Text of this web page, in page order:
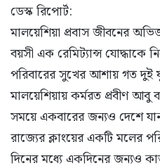
ডেস্ক রিপোর্ট:
মালয়েশিয়া প্রবাস জীবনের
বয়সী এক রেমিট্যান্স
পরিবারের সুখের আশায় গত দুই
মালয়েশিয়ায় কর্মরত প্রবীণ আবু
সময়ে একবারের জন্যও দেশে
রাজ্যের ক্লাংয়ের একটি মলের
দিনের মধ্যে একদিনের জন্যও